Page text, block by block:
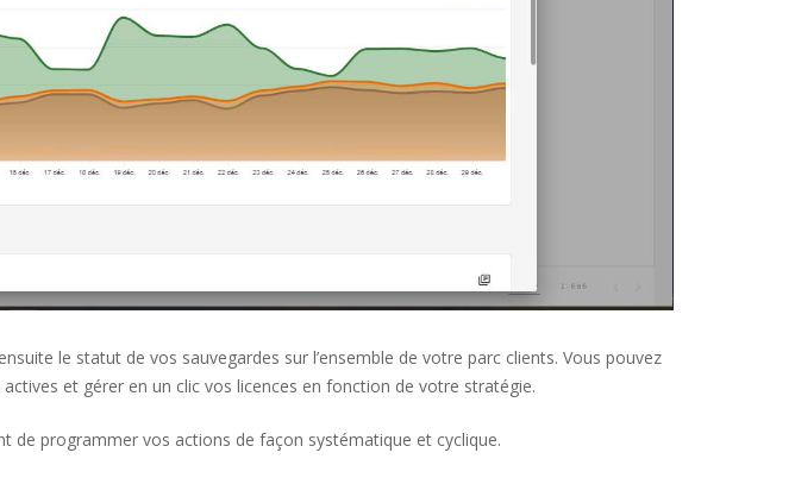
le statut de vos sauvegardes sur l’ensemble de votre parc clients. Vous pouvez
et gérer en un clic vos licences en fonction de votre stratégie.
de programmer vos actions de façon systématique et cyclique.